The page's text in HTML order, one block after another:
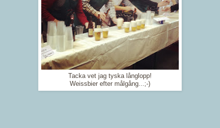
Tacka vet jag tyska långlopp!
Weissbier efter målgång...;-)